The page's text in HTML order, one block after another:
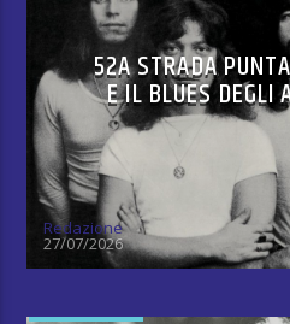
52A STRADA
E IL BLUES
Redazione
27/07/2026